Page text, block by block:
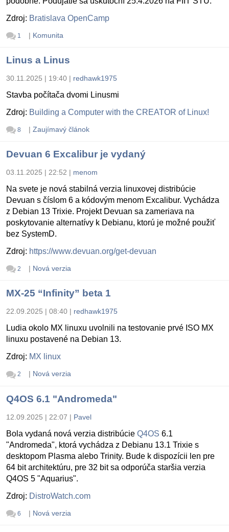
Zdroj: Bratislava OpenCamp
1 | Komunita
Linus a Linus
30.11.2025 | 19:40 | redhawk1975
Stavba počítača dvomi Linusmi
Zdroj: Building a Computer with the CREATOR of Linux!
8 | Zaujímavý článok
Devuan 6 Excalibur je vydaný
03.11.2025 | 22:52 | menom
Na svete je nová stabilná verzia linuxovej distribúcie
Devuan s číslom 6 a kódovým menom Excalibur. Vychádza
z Debian 13 Trixie. Projekt Devuan sa zameriava na
poskytovanie alternatívy k Debianu, ktorú je možné použiť
bez SystemD.
Zdroj: https://www.devuan.org/get-devuan
2 | Nová verzia
MX-25 “Infinity” beta 1
22.09.2025 | 08:40 | redhawk1975
Ludia okolo MX linuxu uvolnili na testovanie prvé ISO MX
linuxu postavené na Debian 13.
Zdroj: MX linux
2 | Nová verzia
Q4OS 6.1 "Andromeda"
12.09.2025 | 22:07 | Pavel
Bola vydaná nová verzia distribúcie Q4OS 6.1
"Andromeda", ktorá vychádza z Debianu 13.1 Trixie s
desktopom Plasma alebo Trinity. Bude k dispozícii len pre
64 bit architektúru, pre 32 bit sa odporúča staršia verzia
Q4OS 5 "Aquarius".
Zdroj: DistroWatch.com
6 | Nová verzia